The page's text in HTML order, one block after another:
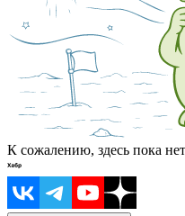
К сожалению, здесь пока